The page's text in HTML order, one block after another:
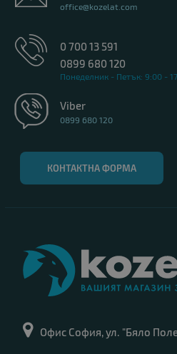
office@kozelat.com
0 700 13 591
0899 680 120
Понеделник - Петък: 9:00 -
Viber
0899 680 120
КОНТАКТНА ФОРМА
Офис София, ул. "Бяло